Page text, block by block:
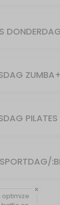
×
optimize